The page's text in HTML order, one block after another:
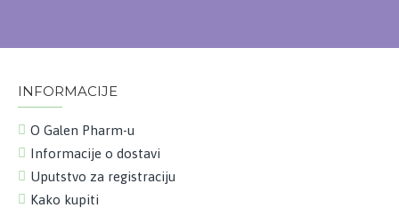
INFORMACIJE
O Galen Pharm-u
Informacije o dostavi
Uputstvo za registraciju
Kako kupiti